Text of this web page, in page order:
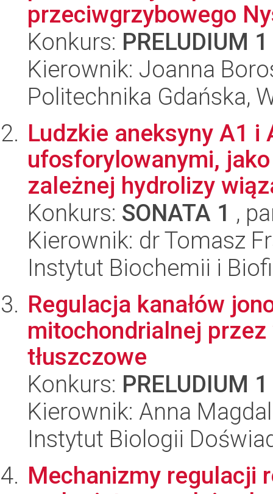
przeciwgrzybowego
Konkurs: PRELUDIUM 1
Kierownik: Joanna
Politechnika Gdańska,
Ludzkie aneksyny A1 i
ufosforylowanymi,
zależnej hydrolizy
Konkurs: SONATA 1 ,
Kierownik: dr Tomasz
Instytut Biochemii i
Regulacja kanałów
mitochondrialnej
tłuszczowe
Konkurs: PRELUDIUM 1
Kierownik: Anna
Instytut Biologii
Mechanizmy regulacji